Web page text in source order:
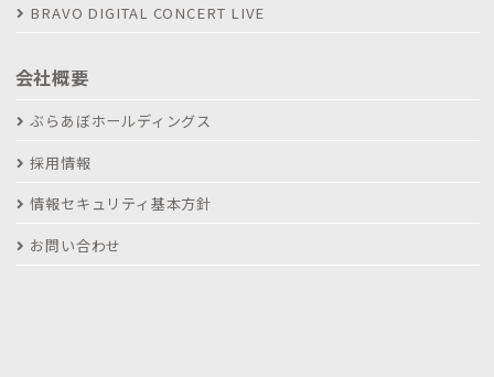
BRAVO DIGITAL CONCERT LIVE
会社概要
ぶらあぼホールディングス
採用情報
情報セキュリティ基本方針
お問い合わせ